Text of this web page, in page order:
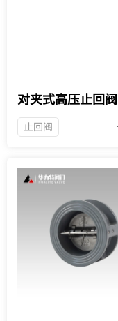
对夹式高压止回阀
止回阀